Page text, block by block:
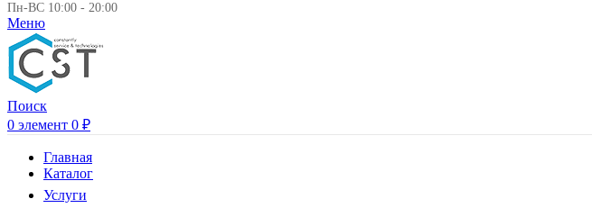
Пн-ВС 10:00 - 20:00
Меню
Поиск
0 элемент 0 ₽
Главная
Каталог
Услуги